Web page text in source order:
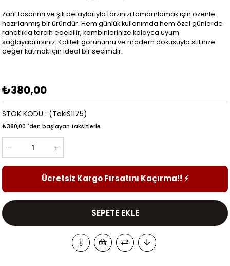
Zarif tasarımı ve şık detaylarıyla tarzınızı tamamlamak için özenle
hazırlanmış bir üründür. Hem günlük kullanımda hem özel günlerde
rahatlıkla tercih edebilir, kombinlerinize kolayca uyum
sağlayabilirsiniz. Kaliteli görünümü ve modern dokusuyla stilinize
değer katmak için ideal bir seçimdir.
₺380,00
(TakıS1175)
STOK KODU
₺380,00 `den başlayan taksitlerle
Ücretsiz Kargo Fırsatını Kaçırma!!⚡